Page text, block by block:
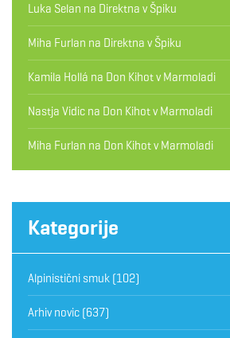
Luka Selan na Direktna v Špiku
Miha Furlan na Direktna v Špiku
Kamila Hollá na Don Kihot v Marmoladi
Nastja Vidic na Don Kihot v Marmoladi
Miha Furlan na Don Kihot v Marmoladi
Kategorije
Alpinistični smuk (102)
Arhiv novic (637)